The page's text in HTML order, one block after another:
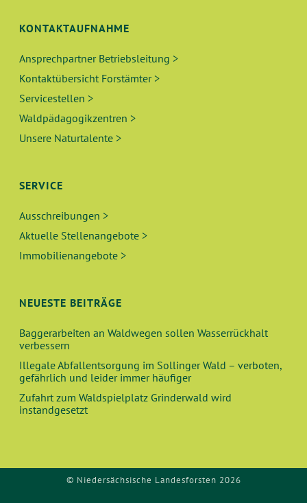
KONTAKTAUFNAHME
Ansprechpartner Betriebsleitung >
Kontaktübersicht Forstämter >
Servicestellen >
Waldpädagogikzentren >
Unsere Naturtalente >
SERVICE
Ausschreibungen >
Aktuelle Stellenangebote >
Immobilienangebote >
NEUESTE BEITRÄGE
Baggerarbeiten an Waldwegen sollen Wasserrückhalt
verbessern
Illegale Abfallentsorgung im Sollinger Wald – verboten,
gefährlich und leider immer häufiger
Zufahrt zum Waldspielplatz Grinderwald wird
instandgesetzt
© Niedersächsische Landesforsten 2026